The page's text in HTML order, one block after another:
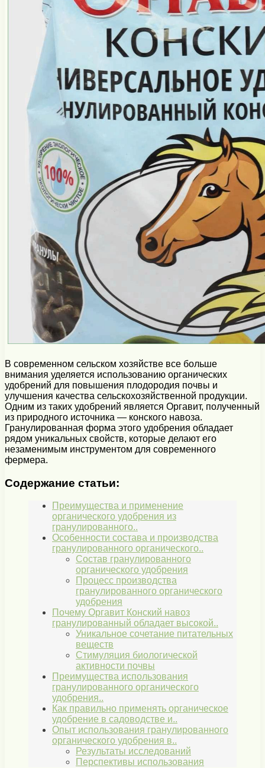
В современном сельском хозяйстве все больше
внимания уделяется использованию органических
удобрений для повышения плодородия почвы и
улучшения качества сельскохозяйственной продукции.
Одним из таких удобрений является Оргавит, полученный
из природного источника — конского навоза.
Гранулированная форма этого удобрения обладает
рядом уникальных свойств, которые делают его
незаменимым инструментом для современного
фермера.
Содержание статьи:
Преимущества и применение
органического удобрения из
гранулированного..
Особенности состава и производства
гранулированного органического..
Состав гранулированного
органического удобрения
Процесс производства
гранулированного органического
удобрения
Почему Оргавит Конский навоз
гранулированный обладает высокой..
Уникальное сочетание питательных
веществ
Стимуляция биологической
активности почвы
Преимущества использования
гранулированного органического
удобрения..
Как правильно применять органическое
удобрение в садоводстве и..
Опыт использования гранулированного
органического удобрения в..
Результаты исследований
Перспективы использования